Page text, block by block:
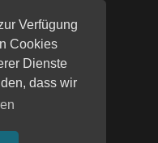
Verfügung
Cookies
Dienste
dass wir